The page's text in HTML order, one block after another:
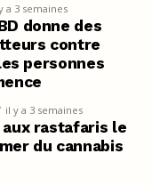
a 3 semaines
donne des
contre
personnes
il y a 3 semaines
rastafaris le
du cannabis